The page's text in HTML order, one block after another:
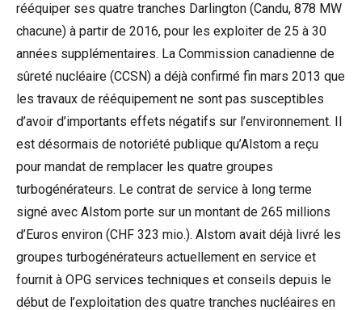
rééquiper ses quatre tranches Darlington (Candu, 878 MW
chacune) à partir de 2016, pour les exploiter de 25 à 30
années supplémentaires. La Commission canadienne de
sûreté nucléaire (CCSN) a déjà confirmé fin mars 2013 que
les travaux de rééquipement ne sont pas susceptibles
d’avoir d’importants effets négatifs sur l’environnement. Il
est désormais de notoriété publique qu’Alstom a reçu
pour mandat de remplacer les quatre groupes
turbogénérateurs. Le contrat de service à long terme
signé avec Alstom porte sur un montant de 265 millions
d’Euros environ (CHF 323 mio.). Alstom avait déjà livré les
groupes turbogénérateurs actuellement en service et
fournit à OPG services techniques et conseils depuis le
début de l’exploitation des quatre tranches nucléaires en